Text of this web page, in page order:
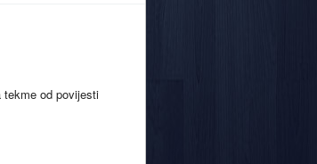
tekme od povijesti